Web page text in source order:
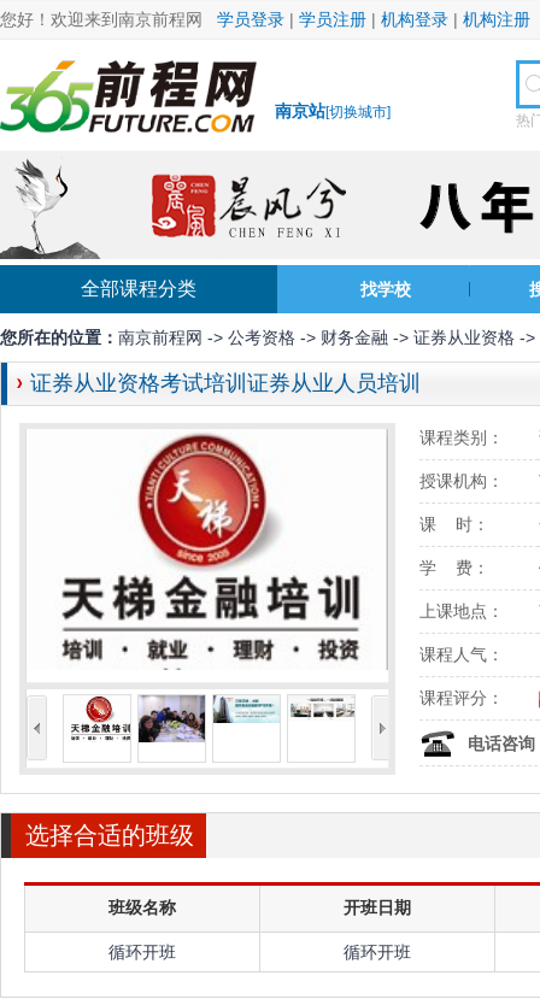
您好！欢迎来到南京前程网 学员登录 | 学员注册 | 机构登录 | 机构注册
南京站[切换城市] 热
全部课程分类 找学校
您所在的位置： 南京前程网 -> 公考资格 -> 财务金融 -> 证券从业资格 ->
证券从业资格考试培训证券从业人员培训
课程类别：
授课机构：
课 时：
学 费：
上课地点：
课程人气：
课程评分：
电话咨询
选择合适的班级
班级名称 开班日期
循环开班 循环开班